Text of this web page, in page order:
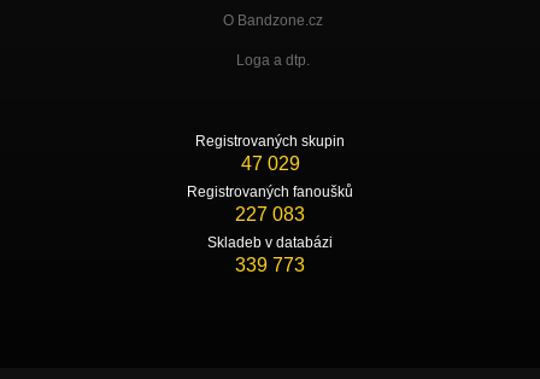
O Bandzone.cz
Loga a dtp.
Registrovaných skupin
47 029
Registrovaných fanoušků
227 083
Skladeb v databázi
339 773